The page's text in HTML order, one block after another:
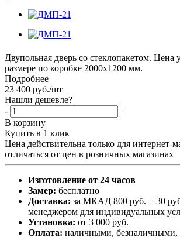
Двупольная дверь со стеклопакетом. Цена
размере по коробке 2000х1200 мм.
Подробнее
23 400 руб./шт
Нашли дешевле?
-
+
В корзину
Купить в 1 клик
Цена действительна только для интернет-
отличаться от цен в розничных магазинах
Изготовление от 24 часов
Замер: бесплатно
Доставка: за МКАД 800 руб. + 30
менеджером для индивидуальных
Установка: от 3 000 руб.
Оплата: наличными, безналичными,